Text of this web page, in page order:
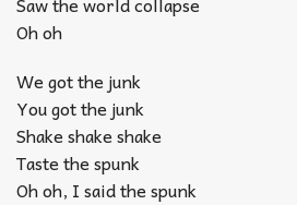
Oh oh
We got the junk
You got the junk
Shake shake shake
Taste the spunk
Oh oh, I said the spunk